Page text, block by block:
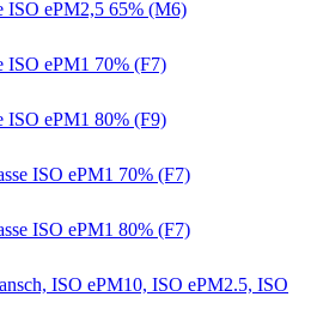
ISO ePM2,5 65% (M6)
ISO ePM1 70% (F7)
ISO ePM1 80% (F9)
ISO ePM1 70% (F7)
ISO ePM1 80% (F7)
ISO ePM10, ISO ePM2.5, ISO